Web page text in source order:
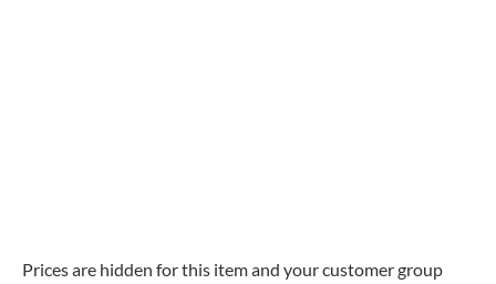
Prices are hidden for this item and your customer group